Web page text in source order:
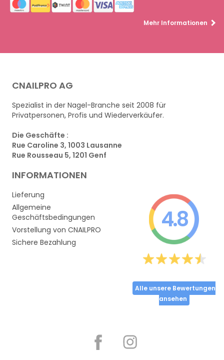
Mehr Informationen
CNAILPRO AG
Spezialist in der Nagel-Branche seit 2008 für
Privatpersonen, Profis und Wiederverkäufer.
Die Geschäfte :
Rue Caroline 3, 1003 Lausanne
Rue Rousseau 5, 1201 Genf
INFORMATIONEN
Lieferung
Allgemeine
Geschäftsbedingungen
Vorstellung von CNAILPRO
Sichere Bezahlung
4.8
Alle unsere Bewertungen
ansehen